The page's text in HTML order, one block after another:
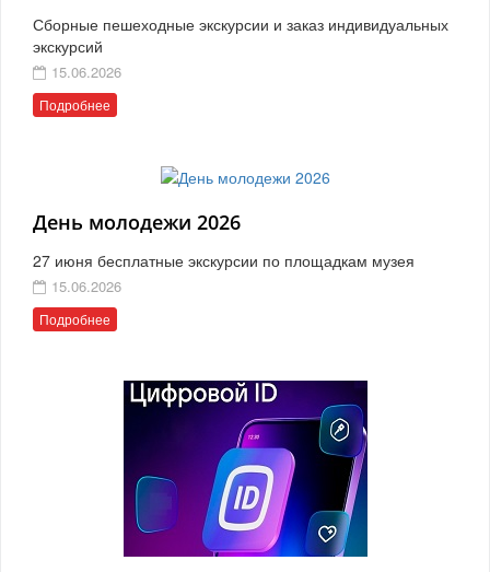
Сборные пешеходные экскурсии и заказ индивидуальных
экскурсий
15.06.2026
Подробнее
День молодежи 2026
27 июня бесплатные экскурсии по площадкам музея
15.06.2026
Подробнее